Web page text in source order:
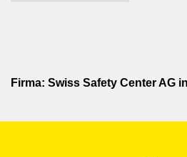
Firma: Swiss Safety Center AG